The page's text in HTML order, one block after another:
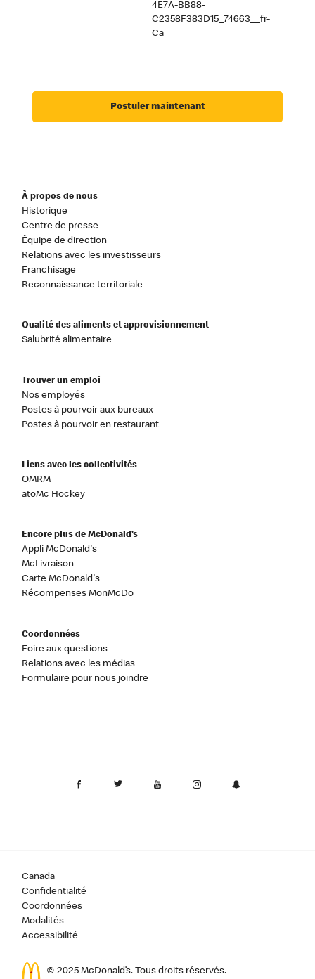
4E7A-BB88-
C2358F383D15_74663__fr-
Ca
Postuler maintenant
À propos de nous
Historique
Centre de presse
Équipe de direction
Relations avec les investisseurs
Franchisage
Reconnaissance territoriale
Qualité des aliments et approvisionnement
Salubrité alimentaire
Trouver un emploi
Nos employés
Postes à pourvoir aux bureaux
Postes à pourvoir en restaurant
Liens avec les collectivités
OMRM
atoMc Hockey
Encore plus de McDonald’s
Appli McDonald's
McLivraison
Carte McDonald's
Récompenses MonMcDo
Coordonnées
Foire aux questions
Relations avec les médias
Formulaire pour nous joindre
Canada
Confidentialité
Coordonnées
Modalités
Accessibilité
© 2025 McDonald’s. Tous droits réservés.